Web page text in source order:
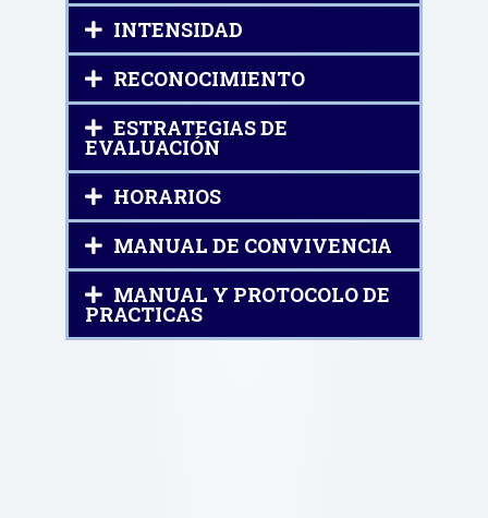
INTENSIDAD
RECONOCIMIENTO
ESTRATEGIAS DE
EVALUACIÓN
HORARIOS
MANUAL DE CONVIVENCIA
MANUAL Y PROTOCOLO DE
PRACTICAS